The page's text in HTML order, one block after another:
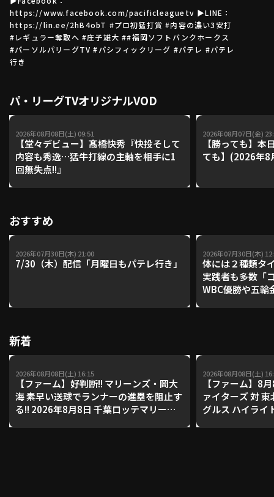
運営会社（別ウィンドウで開く） よくある質問
特定商取引法の表示 アルバイト募集 （別ウィンドウで開く
動画を検索（選手・チーム・プレー内容…）
https://www.facebook.com/pacificleaguetv ▶LINE：
https://lin.ee/2hB4obT #プロ初猛打賞 #内容の濃い3安打
#レギュラー奪取へ #庄子雄大 ##福岡ソフトバンクホークス
#パーソルパリーグTV #パシフィックリーグ #パテレ #パテレ
行き
パ・リーグTVオリジナルVOD
2026年08月08日(土) 09:51
【堂々デビュー】髙橋快秀『快投そして
内容も秀逸…猛牛打線の主軸を相手に1
回無失点!!』
2026年08月07日(金)
【勝っても】本
ても】(2026年8
おすすめ
2026年07月30日(木) 21:00
7/30（木）配信「月曜日もパテレ行き」
2026年07月30日(木)
体には２種類タ
実践者も多数「
WBC優勝や五輪
新着
2026年08月08日(土) 16:15
【ファーム】好判断!! マリーンズ・岡大
海 素早い送球でランナーの進塁を阻止す
る!! 2026年8月8日 千葉ロッテマリーン
2026年08月08日(土)
【ファーム】8
ァイターズ 対
グルス ハイライ